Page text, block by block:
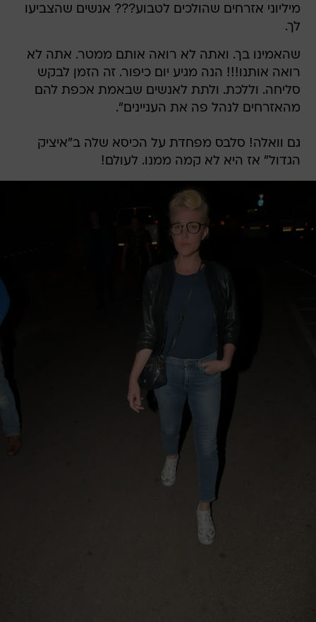
מיליוני אזרחים שהולכים לטבוע??? אנשים שהצביעו
לך.
שהאמינו בך. ואתה לא רואה אותם ממטר. אתה לא
רואה אותנו!!! הנה מגיע יום כיפור. זה הזמן לבקש
סליחה. וללכת. ולתת לאנשים שבאמת אכפת להם
מהאזרחים לנהל פה את העניינים".
גם וואלה! סלבס מפחדת על הכיסא שלה ב"איציק
הגדול" אז היא לא קמה ממנו. לעולם!